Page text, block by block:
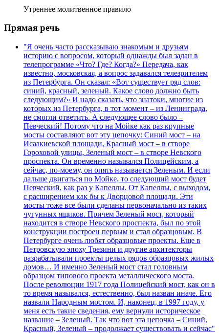
Утреннее молитвенное правило
Прямая речь
"Я очень часто рассказываю знакомым и друзьям
историю с вопросом, который однажды был задан в
телепрограмме «Что? Где? Когда?» Передача, как
известно, московская, а вопрос задавался телезрителем
из Петербурга. Он сказал: «Вот существует ряд слов:
синий, красный, зеленый. Какое слово должно быть
следующим?» И надо сказать, что знатоки, многие из
которых из Петербурга, в тот момент – из Ленинграда,
не смогли ответить. А следующее слово было –
Певческий! Потому что на Мойке как раз крупные
мосты составляют вот эту цепочку: Синий мост – на
Исаакиевской площади, Красный мост – в створе
Гороховой улицы, Зеленый мост – в створе Невского
проспекта. Он временно назывался Полицейским, а
сейчас, по-моему, он опять называется Зеленым. И если
дальше двигаться по Мойке, то следующий мост будет
Певческий, как раз у Капеллы. От Капеллы, с выходом,
с расширением как бы к Дворцовой площади. Эти
мосты тоже все были сделаны первоначально из таких
чугунных ящиков. Причем Зеленый мост, который
находится в створе Невского проспекта, был по этой
конструкции построен первым и стал образцовым. В
Петербурге очень любят образцовые проекты. Еще в
Петровскую эпоху Трезини и другие архитекторы
разрабатывали проекты целых рядов образцовых жилых
домов… И именно Зеленый мост стал головным
образцом типового проекта металлического моста.
После революции 1917 года Полицейский мост, как он в
то время назывался, естественно, был назван иначе. Его
назвали Народным мостом. И, наконец, в 1997 году, у
меня есть такие сведения, ему вернули историческое
название – Зеленый. Так что вот эта цепочка – Синий,
Красный, Зеленый – продолжает существовать и сейчас"